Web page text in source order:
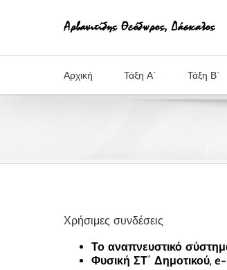
Αρχική Τάξη Α΄ Τάξη Β΄
Χρήσιμες συνδέσεις
Το αναπνευστικό
Φυσική ΣΤ΄ Δημοτικού,